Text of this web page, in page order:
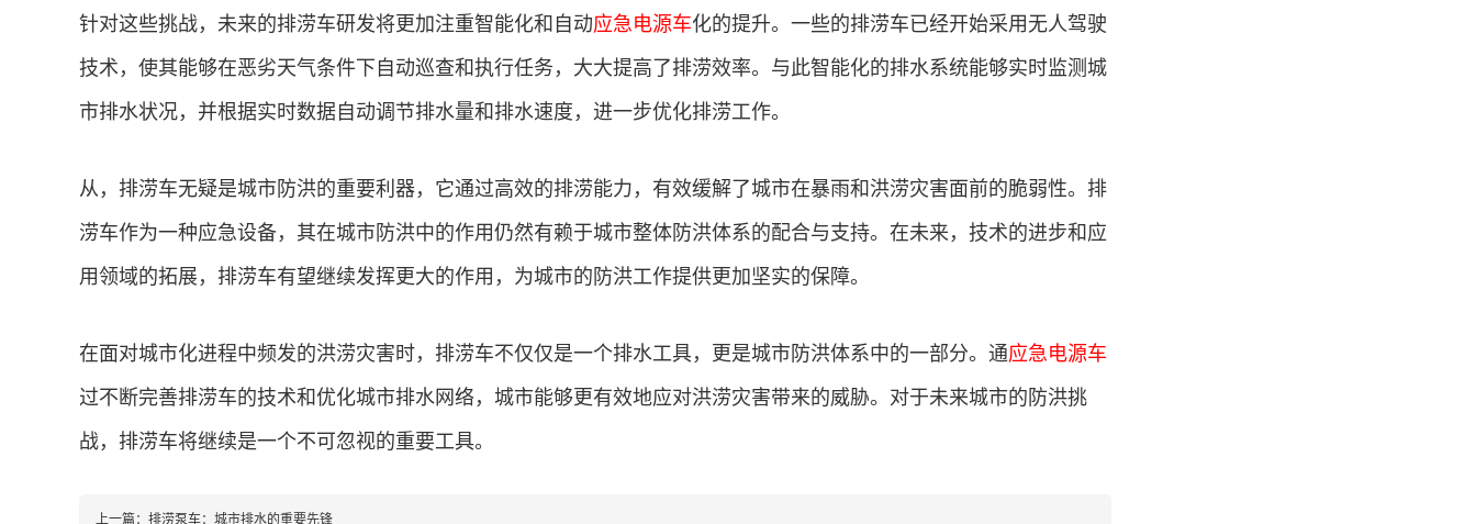
针对这些挑战，未来的排涝车研发将更加注重智能化和自动应急电源车化的提升。一些的排涝车已经开始采用无人驾驶
技术，使其能够在恶劣天气条件下自动巡查和执行任务，大大提高了排涝效率。与此智能化的排水系统能够实时监测城
市排水状况，并根据实时数据自动调节排水量和排水速度，进一步优化排涝工作。
从，排涝车无疑是城市防洪的重要利器，它通过高效的排涝能力，有效缓解了城市在暴雨和洪涝灾害面前的脆弱性。排
涝车作为一种应急设备，其在城市防洪中的作用仍然有赖于城市整体防洪体系的配合与支持。在未来，技术的进步和应
用领域的拓展，排涝车有望继续发挥更大的作用，为城市的防洪工作提供更加坚实的保障。
在面对城市化进程中频发的洪涝灾害时，排涝车不仅仅是一个排水工具，更是城市防洪体系中的一部分。通应急电源车
过不断完善排涝车的技术和优化城市排水网络，城市能够更有效地应对洪涝灾害带来的威胁。对于未来城市的防洪挑
战，排涝车将继续是一个不可忽视的重要工具。
上一篇： 排涝泵车：城市排水的重要先锋